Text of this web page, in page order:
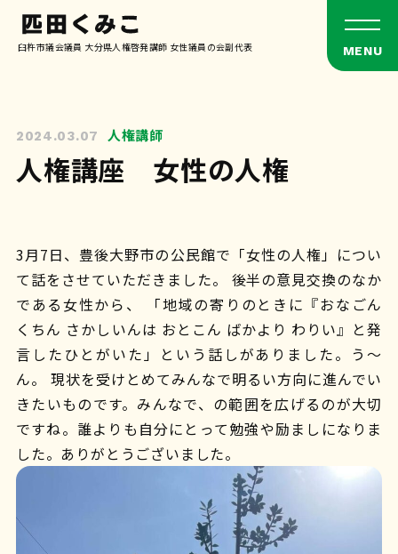
臼杵市議会議員 大分県人権啓発講師 女性議員の会副代表
2024.03.07 人権講師
人権講座 女性の人権
3月7日、豊後大野市の公民館で「女性の人権」につい
て話をさせていただきました。 後半の意見交換のなか
である女性から、 「地域の寄りのときに『おなごん
くちん さかしいんは おとこん ばかより わりい』と発
言したひとがいた」という話しがありました。う〜
ん。 現状を受けとめてみんなで明るい方向に進んでい
きたいものです。みんなで、の範囲を広げるのが大切
ですね。誰よりも自分にとって勉強や励ましになりま
した。ありがとうございました。